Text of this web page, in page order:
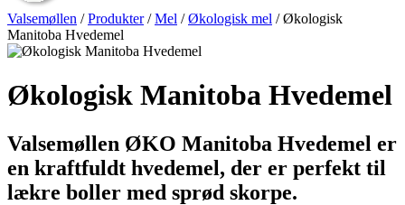
Valsemøllen /Produkter/Mel /Økologisk mel /Økologisk
Manitoba Hvedemel
Økologisk Manitoba Hvedemel
Valsemøllen ØKO Manitoba Hvedemel er
en kraftfuldt hvedemel, der er perfekt til
lækre boller med sprød skorpe.